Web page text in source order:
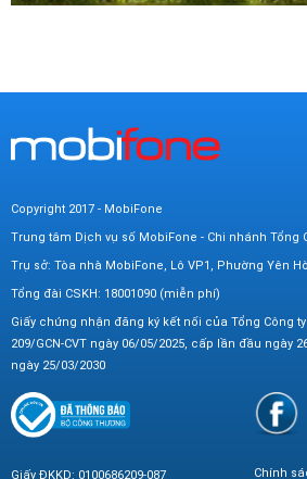
Copyright 2017 - MobiFone
Trung tâm Dịch vụ số MobiFone - Chi nhánh Tổng
Trụ sở: Tòa nhà MobiFone, Lô VP1, Phường Yên
Tổng đài CSKH: 18001090 (miễn phí)
Giấy chứng nhận đăng ký kết nối của Tổng Công
209/GCN-CVT ngày 06/05/2025, cấp lần đầu ngày
ngày 25/03/2030
Giấy ĐKKD: 0100686209-087 Chính